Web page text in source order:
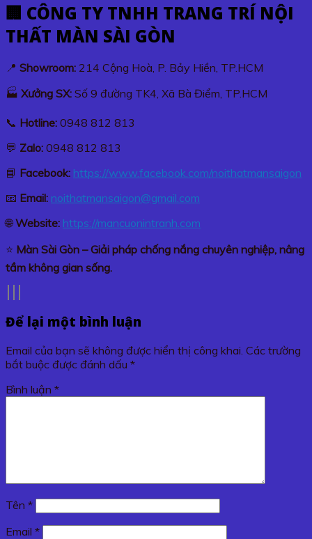
🏢 CÔNG TY TNHH TRANG TRÍ NỘI
THẤT MÀN SÀI GÒN
📍 Showroom: 214 Cộng Hoà, P. Bảy Hiền, TP.HCM
🏭 Xưởng SX: Số 9 đường TK4, Xã Bà Điểm, TP.HCM
📞 Hotline: 0948 812 813
💬 Zalo: 0948 812 813
📘 Facebook: https://www.facebook.com/noithatmansaigon
📧 Email: noithatmansaigon@gmail.com
🌐Website: https://mancuonintranh.com
⭐ Màn Sài Gòn – Giải pháp chống nắng chuyên nghiệp, nâng
tầm không gian sống.
Để lại một bình luận
Email của bạn sẽ không được hiển thị công khai. Các trường
bắt buộc được đánh dấu *
Bình luận *
Tên *
Email *